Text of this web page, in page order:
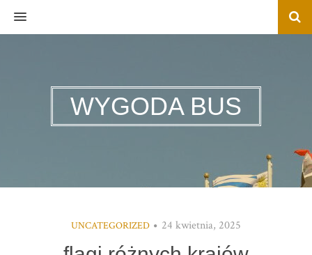
MENU
WYGODA BUS
UNCATEGORIZED 24 kwietnia, 2025